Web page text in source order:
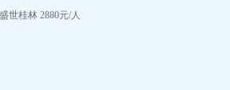
盛世桂林 2880元/人